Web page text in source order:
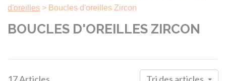
d'oreilles > Boucles d'oreilles Zircon
BOUCLES D'OREILLES ZIRCON